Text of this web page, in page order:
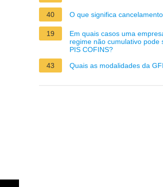
40 O que significa
19
Em quais casos uma
regime não cumulativo pode
PIS COFINS?
43
Quais as modalidades da